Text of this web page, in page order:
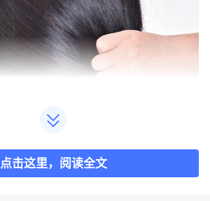
点击这里，阅读全文